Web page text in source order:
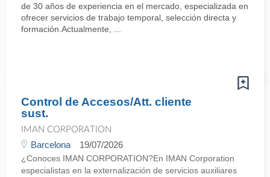
de 30 años de experiencia en el mercado, especializada en
ofrecer servicios de trabajo temporal, selección directa y
formación.Actualmente, ...
Control de Accesos/Att. cliente
sust.
IMAN CORPORATION
Barcelona 19/07/2026
¿Conoces IMAN CORPORATION?En IMAN Corporation
especialistas en la externalización de servicios auxiliares